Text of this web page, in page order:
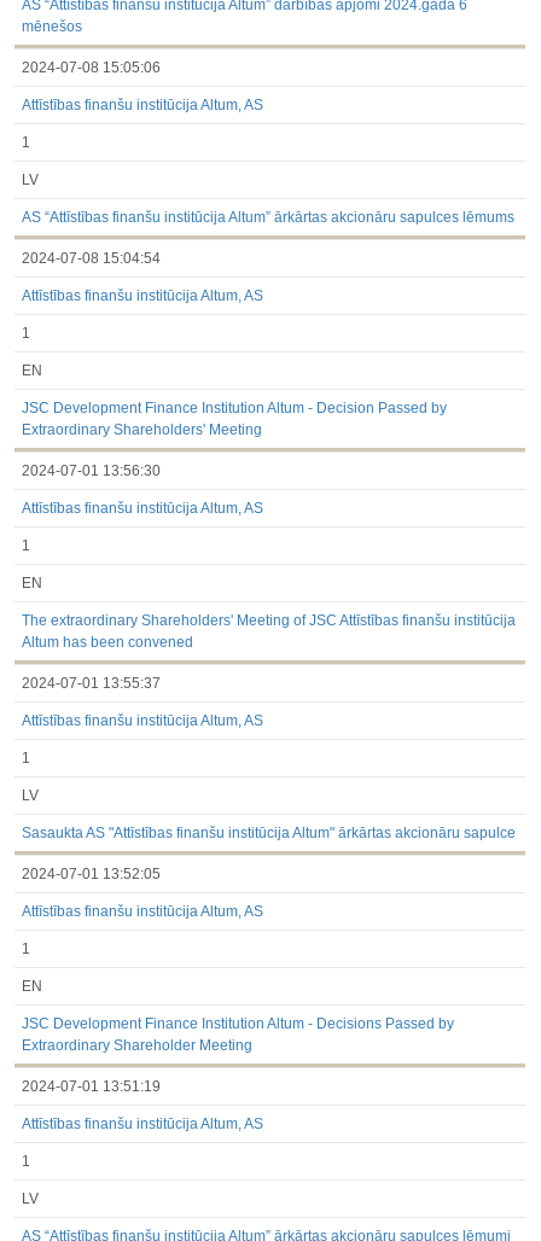
AS “Attīstības finanšu institūcija Altum” darbības apjomi 2024.gada 6
mēnešos
2024-07-08 15:05:06
Attīstības finanšu institūcija Altum, AS
1
LV
AS “Attīstības finanšu institūcija Altum” ārkārtas akcionāru sapulces lēmums
2024-07-08 15:04:54
Attīstības finanšu institūcija Altum, AS
1
EN
JSC Development Finance Institution Altum - Decision Passed by
Extraordinary Shareholders' Meeting
2024-07-01 13:56:30
Attīstības finanšu institūcija Altum, AS
1
EN
The extraordinary Shareholders' Meeting of JSC Attīstības finanšu institūcija
Altum has been convened
2024-07-01 13:55:37
Attīstības finanšu institūcija Altum, AS
1
LV
Sasaukta AS "Attīstības finanšu institūcija Altum" ārkārtas akcionāru sapulce
2024-07-01 13:52:05
Attīstības finanšu institūcija Altum, AS
1
EN
JSC Development Finance Institution Altum - Decisions Passed by
Extraordinary Shareholder Meeting
2024-07-01 13:51:19
Attīstības finanšu institūcija Altum, AS
1
LV
AS “Attīstības finanšu institūcija Altum” ārkārtas akcionāru sapulces lēmumi